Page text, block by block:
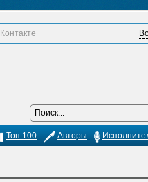
Авторы
Топ 100